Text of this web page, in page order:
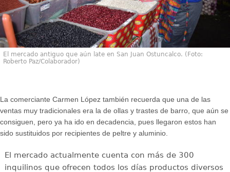
El mercado antiguo que aún late en San Juan Ostuncalco. (Foto:
Roberto Paz/Colaborador)
La comerciante Carmen López también recuerda que una de las
ventas muy tradicionales era la de ollas y trastes de barro, que aún se
consiguen, pero ya ha ido en decadencia, pues llegaron estos han
sido sustituidos por recipientes de peltre y aluminio.
El mercado actualmente cuenta con más de 300
inquilinos que ofrecen todos los días productos diversos